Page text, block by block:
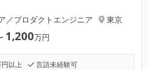
／プロダクトエンジニア
東京
1,200万円
以上
言語未経験可